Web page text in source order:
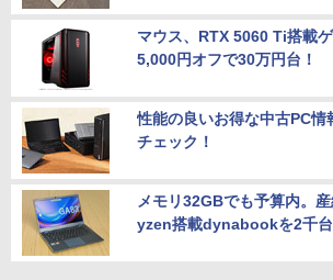
マウス、RTX 5060 Ti搭載
5,000円オフで30万円台！
性能の良いお得な中古PC情
チェック！
メモリ32GBでも予算内。
yzen搭載dynabookを2千台